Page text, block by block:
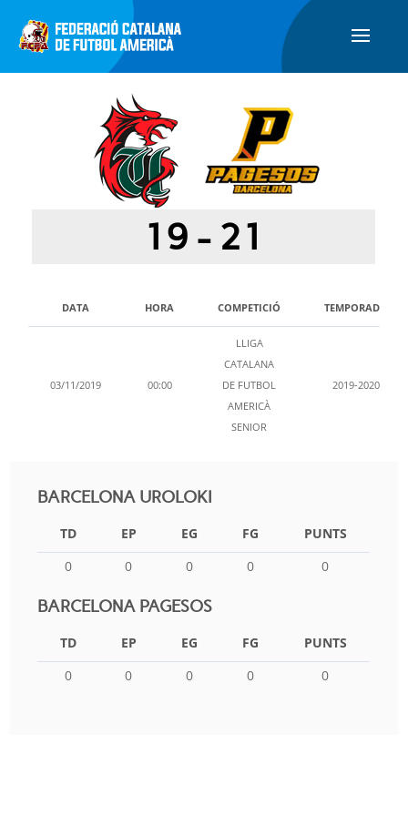
19 - 21
DATA HORA COMPETICIÓ TEMPORADA
03/11/2019 00:00
LLIGA
CATALANA
DE FUTBOL
AMERICÀ
SENIOR
2019-2020
BARCELONA UROLOKI
TD EP EG FG
PUNTS
0
0 0 0 0
BARCELONA PAGESOS
TD EP EG FG
PUNTS
0
0 0 0 0